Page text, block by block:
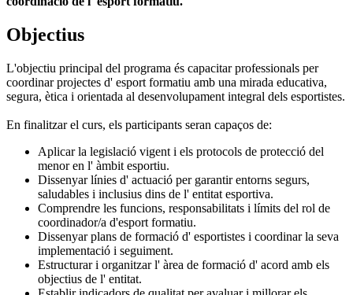
Objectius
L'objectiu principal del programa és capacitar professionals per
coordinar projectes d' esport formatiu amb una mirada educativa,
segura, ètica i orientada al desenvolupament integral dels esportistes.
En finalitzar el curs, els participants seran capaços de:
Aplicar la legislació vigent i els protocols de protecció del
menor en l' àmbit esportiu.
Dissenyar línies d' actuació per garantir entorns segurs,
saludables i inclusius dins de l' entitat esportiva.
Comprendre les funcions, responsabilitats i límits del rol de
coordinador/a d'esport formatiu.
Dissenyar plans de formació d' esportistes i coordinar la seva
implementació i seguiment.
Estructurar i organitzar l' àrea de formació d' acord amb els
objectius de l' entitat.